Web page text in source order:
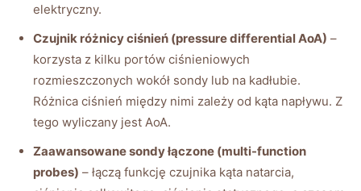
elektryczny.
Czujnik różnicy ciśnień (pressure differential AoA) –
korzysta z kilku portów ciśnieniowych
rozmieszczonych wokół sondy lub na kadłubie.
Różnica ciśnień między nimi zależy od kąta napływu. Z
tego wyliczany jest AoA.
Zaawansowane sondy łączone (multi-function
probes) – łączą funkcję czujnika kąta natarcia,